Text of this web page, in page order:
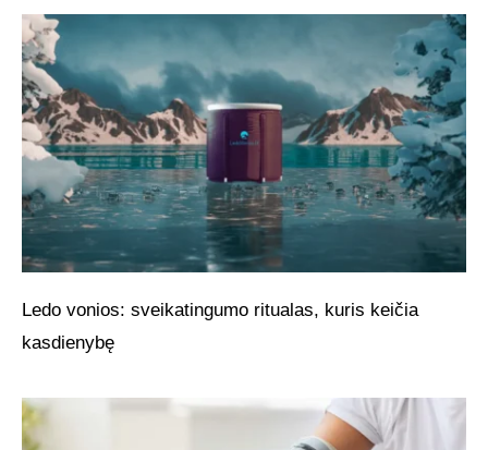
Ledo vonios: sveikatingumo ritualas, kuris keičia
kasdienybę